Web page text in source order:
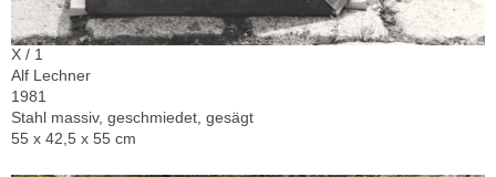
X / 1
Alf Lechner
1981
Stahl massiv, geschmiedet, gesägt
55 x 42,5 x 55 cm